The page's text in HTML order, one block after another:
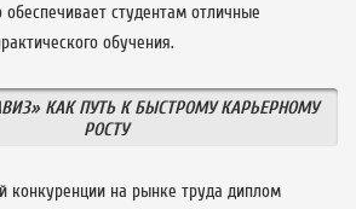
студентам отличные
обучения.
КАК ПУТЬ К БЫСТРОМУ КАРЬЕРНОМУ
РОСТУ
конкуренции на рынке труда диплом